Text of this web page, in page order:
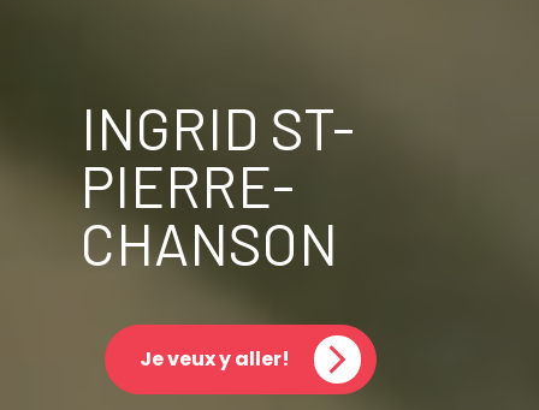
INGRID ST-
PIERRE-
CHANSON
Je veux y aller!